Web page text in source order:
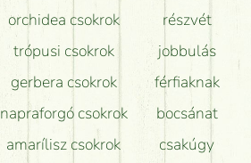
orchidea csokrok
trópusi csokrok
gerbera csokrok
napraforgó csokrok
amarílisz csokrok
részvét
jobbulás
férfiaknak
bocsánat
csakúgy